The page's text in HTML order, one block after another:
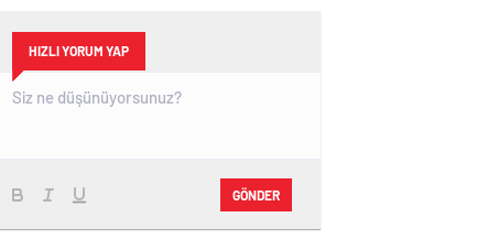
HIZLI YORUM YAP
GÖNDER